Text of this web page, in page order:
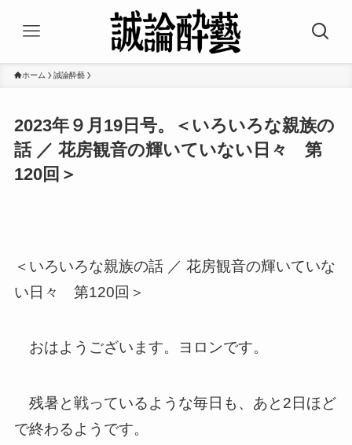
ホーム 誠論酔藝
2023年９月19日号。＜いろいろな親族の
話 ／ 花房観音の輝いていない日々 第
120回＞
＜いろいろな親族の話 ／ 花房観音の輝いていな
い日々 第120回＞
おはようございます。ヨロンです。
残暑と戦っているような毎日も、あと2日ほど
で終わるようです。